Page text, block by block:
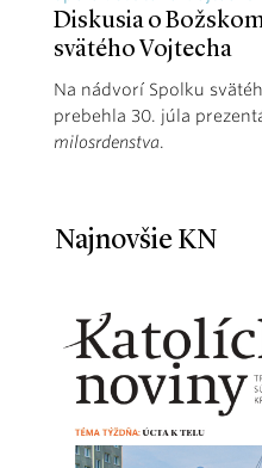
Diskusia o
svätého Vojtecha
Na nádvorí Spolku
prebehla 30. júla
milosrdenstva.
Najnovšie KN